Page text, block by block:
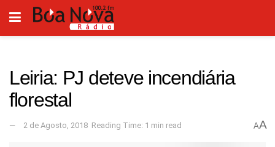
Leiria: PJ deteve incendiária
florestal
2 de Agosto, 2018 Reading Time: 1 min read AA